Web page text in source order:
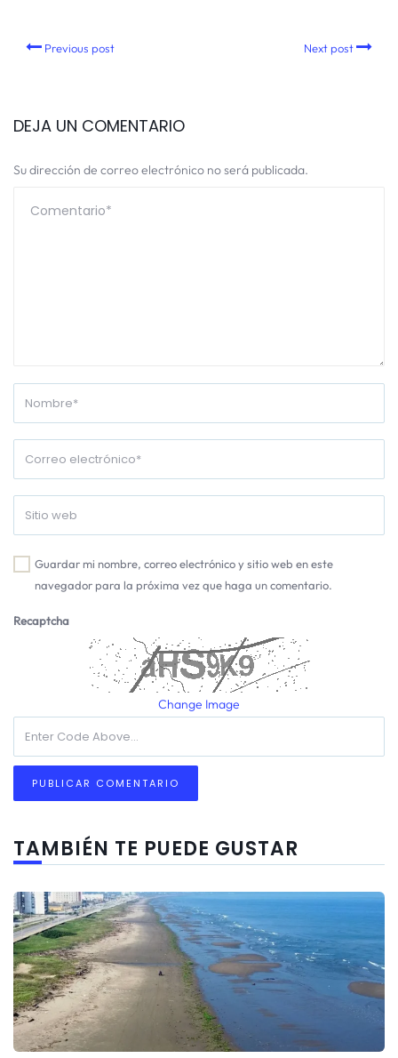
Previous post Next post
DEJA UN COMENTARIO
Su dirección de correo electrónico no será publicada.
Guardar mi nombre, correo electrónico y sitio web en este
navegador para la próxima vez que haga un comentario.
Recaptcha
Change Image
TAMBIÉN TE PUEDE GUSTAR